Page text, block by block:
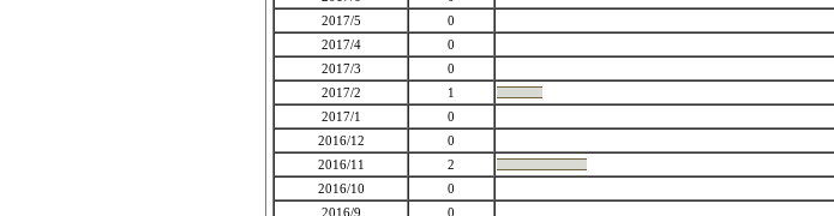
2017/5
0
2017/4
0
2017/3
0
2017/2
1
2017/1
0
2016/12
0
2016/11
2
2016/10
0
2016/9
0